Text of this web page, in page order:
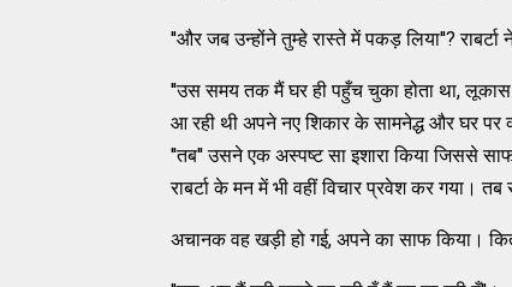
''और जब उन्होंने तुम्हे रास्ते में पकड़ लिया''?
''उस समय तक मैं घर ही पहुँच चुका होता था,
आ रही थी अपने नए शिकार के सामनेद्ध और घर पर
''तब'' उसने एक अस्पष्ट सा इशारा किया जिससे
राबर्टा के मन में भी वहीं विचार प्रवेश कर गया।
अचानक वह खड़ी हो गई, अपने का साफ किया।